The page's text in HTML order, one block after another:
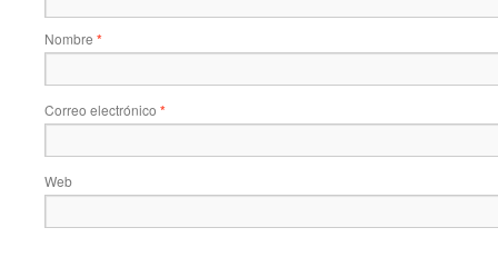
Nombre *
Correo electrónico *
Web